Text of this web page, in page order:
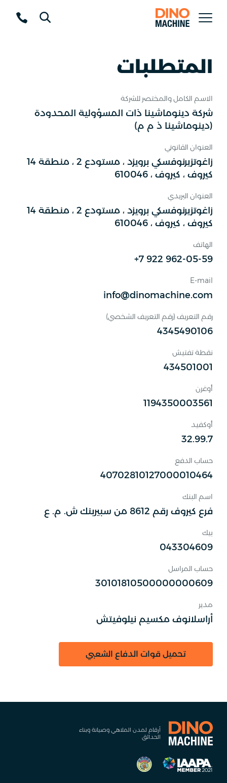
المتطلبات
الاسم الكامل والمختصر للشركة
شركة دينوماشينا ذات المسؤولية المحدودة
(دينوماشينا ذ م م)
العنوان القانوني
14 زاغوتزيرنوفسكي برويزد ، مستودع 2 ، منطقة
كيروف ، كيروف ، 610046
العنوان البريدي
14 زاغوتزيرنوفسكي برويزد ، مستودع 2 ، منطقة
كيروف ، كيروف ، 610046
الهاتف
+7 922 962-05-59
E-mail
info@dinomachine.com
رقم التعريف (رقم التعريف الشخصي)
4345490106
نقطة تفتيش
434501001
أوغرن
1194350003561
أوكفيد
32.99.7
حساب الدفع
40702810127000010464
اسم البنك
فرع كيروف رقم 8612 من سبيربنك ش. م. ع
بيك
043304609
حساب المراسل
30101810500000000609
مدير
أراسلانوف مكسيم نيلوفيتش
تحميل قوات الدفاع الشعبي
أرقام لمدن الملاهي وصيانة وبناء
الحدائق